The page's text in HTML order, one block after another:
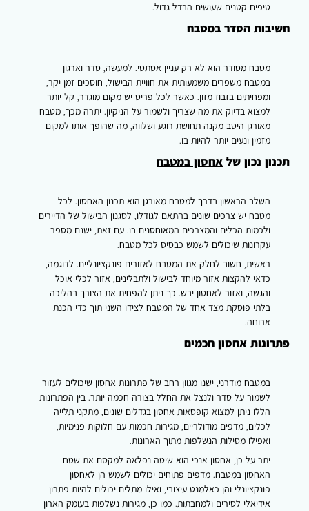
טיפים קטנים שעושים הבדל גדול.
חשיבות הסדר במטבח
מטבח מסודר הוא לא רק עניין אסתטי. למעשה, סדר וארגון
במטבח משפרים משמעותית את חוויית הבישול, חוסכים זמן יקר,
ומפחיתים בזבוז מזון. כאשר לכל פריט יש מקום מוגדר, קל יותר
למצוא בדיוק את מה שצריך ולשמור על הניקיון. יתרה מכך, מטבח
מאורגן היטב מקנה תחושת רוגע ושלווה, מה שהופך אותו למקום
מזמין ונעים יותר להיות בו.
תכנון נכון של אחסון במטבח
השלב הראשון בדרך למטבח מאורגן הוא תכנון האחסון. לכל
מטבח יש צרכים שונים בהתאם לגודלו, לסגנון הבישול של הדיירים
ולכמות הכלים והמצרכים המאוחסנים בו. עם זאת, ישנם מספר
עקרונות שיכולים לשמש כבסיס לכל מטבח.
ראשית, חשוב לחלק את המטבח לאזורים פונקציונליים. לדוגמה,
כדאי להקצות אזור מיוחד לבישול ולתבלינים, אזור לכלי אוכל
והגשה, ואזור לאחסון יבש. כך ניתן להפחית את הצורך בהליכה
בלתי פוסקת מצד אחד של המטבח לצידו השני תוך כדי הכנת
ארוחה.
פתרונות אחסון חכמים
במטבח מודרני, ישנו מגוון רחב של פתרונות אחסון שיכולים לעזור
לשמור על סדר ולנצל את החלל בצורה חכמה יותר. בין הפתרונות
הללו ניתן למצוא קופסאות אחסון בגדלים שונים, מתקני תלייה
לכלים, מדפים מודולריים, מגירות חכמות עם חלוקות פנימיות,
ואפילו מסילות הנשלפות מתוך הארונות.
יתר על כן, אחסון אנכי הוא שיטה נפלאה למקסם את שטח
האחסון במטבח. מדפים פתוחים יכולים לשמש הן לאחסון
פונקציונלי והן כאלמנט עיצובי, ואילו מתלים יכולים להיות פתרון
אידיאלי לסירים ולמחבתות. כמו כן, מגירות נשלפות בעומק הארון